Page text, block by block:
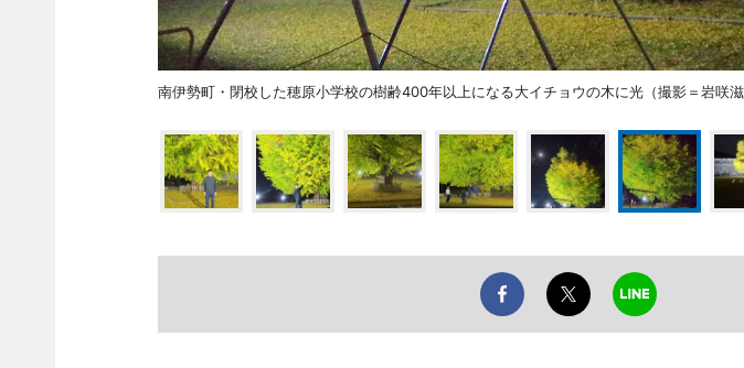
南伊勢町・閉校した穂原小学校の樹齢400年以上になる大イチョウの木に光（撮影＝岩咲